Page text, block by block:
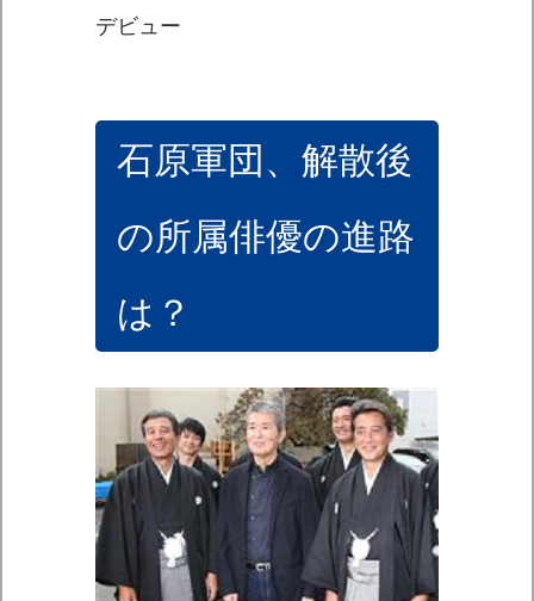
デビュー
石原軍団、解散後
の所属俳優の進路
は？